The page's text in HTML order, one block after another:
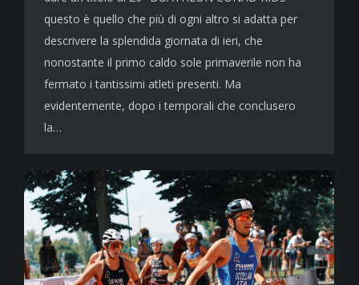
questo è quello che più di ogni altro si adatta per
descrivere la splendida giornata di ieri, che
nonostante il primo caldo sole primaverile non ha
fermato i tantissimi atleti presenti. Ma
evidentemente, dopo i temporali che conclusero
la…